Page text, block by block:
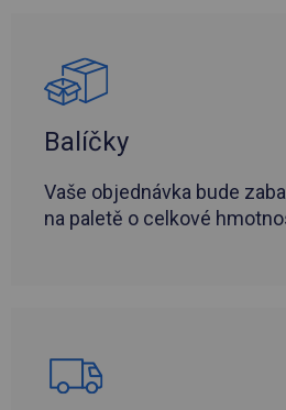
Balíčky
Vaše objednávka bude
na paletě o celkové